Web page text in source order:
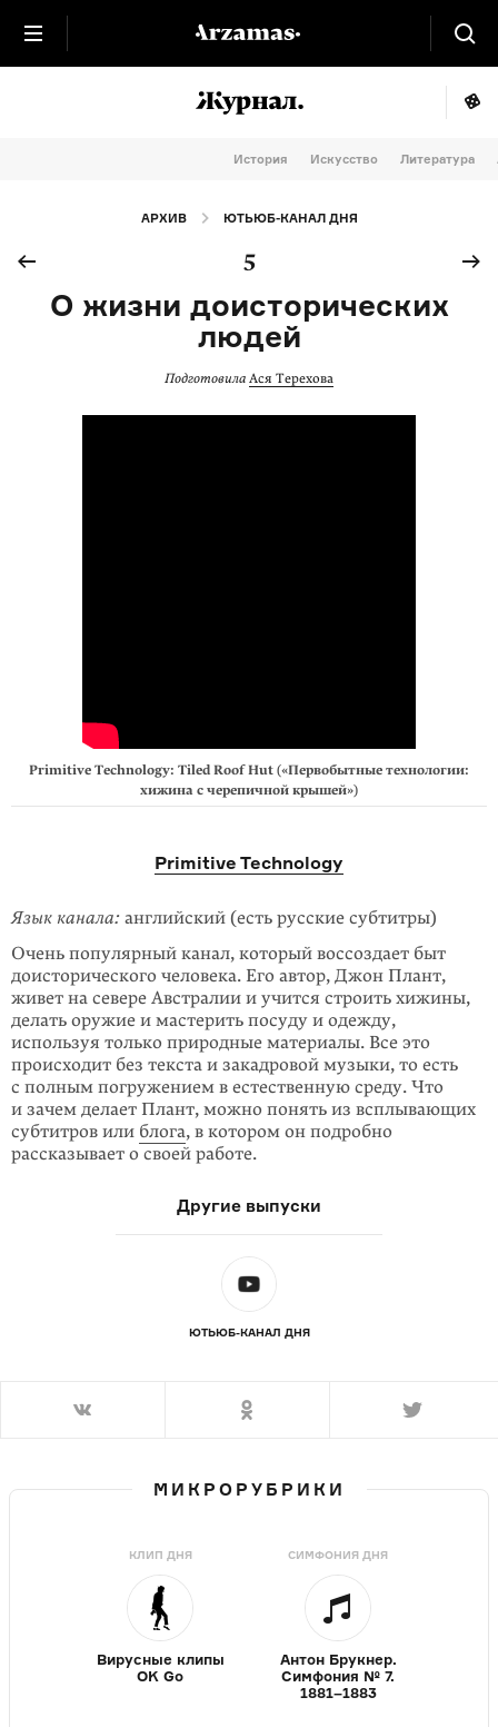
История Искусство Литература
АРХИВ ЮТЬЮБ-КАНАЛ ДНЯ
5
О жизни доисторических
людей
Подготовила Ася Терехова
Primitive Technology: Tiled Roof Hut («Первобытные технологии:
хижина с черепичной крышей»)
Primitive Technology
Язык канала: английский (есть русские субтитры)
Очень популярный канал, который воссозда­ет быт
доисторического чело­века. Его автор, Джон Плант,
живет на севере Австралии и учится строить хижины,
делать оружие и мастерить посуду и одежду,
используя только природные материалы. Все это
происходит без текста и закадровой музыки, то есть
с полным погружением в естественную среду. Что
и зачем делает Плант, можно понять из всплывающих
субтитров или блога, в котором он подробно
рассказывает о своей работе.
Другие выпуски
ЮТЬЮБ-КАНАЛ ДНЯ
МИКРОРУБРИКИ
КЛИП ДНЯ
Вирусные клипы
OK Go
СИМФОНИЯ ДНЯ
Антон Брукнер.
Симфония № 7.
1881–1883